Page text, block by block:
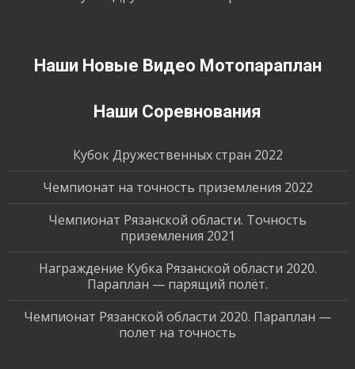
Наши Новые Видео Мотопараплан
Наши Соревнования
Кубок Дружественных стран 2022
Чемпионат на точность приземления 2022
Чемпионат Рязанской области. Точность
приземления 2021
Награждение Кубка Рязанской области 2020.
Параплан — парящий полёт.
Чемпионат Рязанской области 2020. Параплан —
полет на точность